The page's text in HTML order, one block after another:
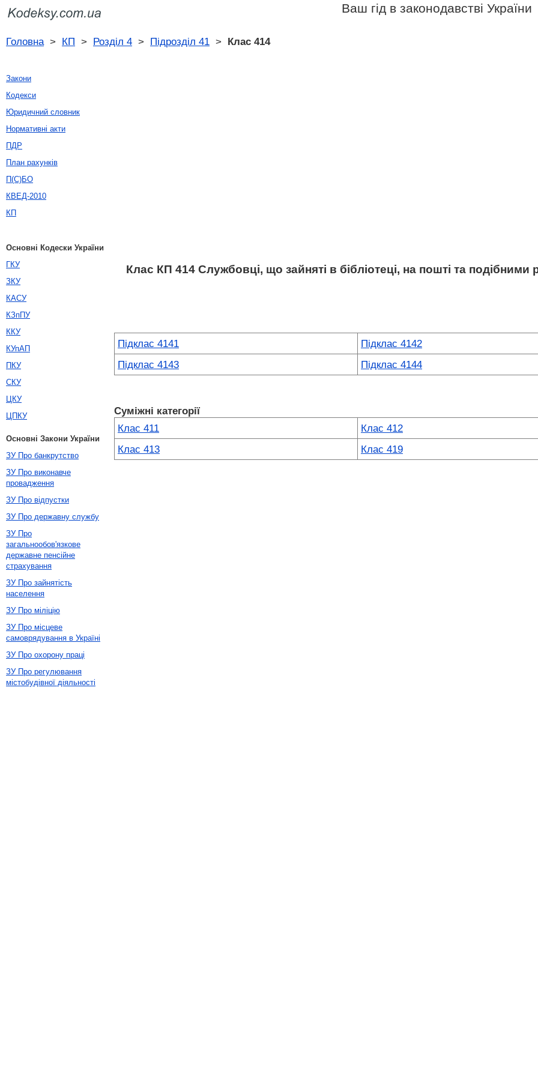
Ваш гід в законодавстві України
Головна> КП > Розділ 4 > Підрозділ 41 > Клас 414
Клас КП 414 Службовці, що зайняті в бібліотеці, на пошті та подібними
Підклас 4141
Підклас 4142
Підклас 4143
Підклас 4144
Суміжні категорії
Клас 411
Клас 412
Клас 413
Клас 419
Закони
Кодекси
Юридичний словник
Нормативні акти
ПДР
План рахунків
П(С)БО
КВЕД-2010
КП
Основні Кодески України
ГКУ
ЗКУ
КАСУ
КЗпПУ
ККУ
КУпАП
ПКУ
СКУ
ЦКУ
ЦПКУ
Основні Закони України
ЗУ Про банкрутство
ЗУ Про виконавче
провадження
ЗУ Про відпустки
ЗУ Про державну службу
ЗУ Про
загальнообов'язкове
державне пенсійне
страхування
ЗУ Про зайнятість
населення
ЗУ Про міліцію
ЗУ Про місцеве
самоврядування в Україні
ЗУ Про охорону праці
ЗУ Про регулювання
містобудівної діяльності